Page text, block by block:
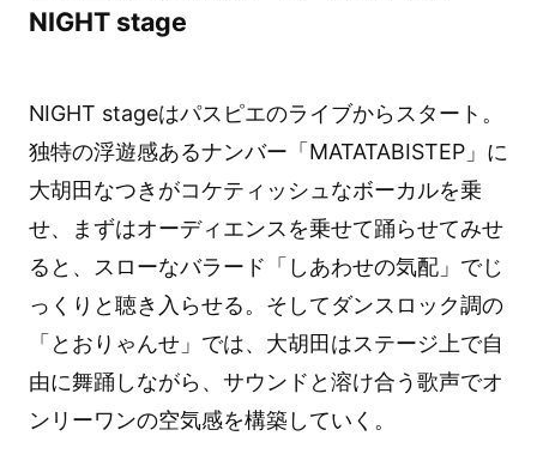
NIGHT stage
NIGHT stageはパスピエのライブからスタート。
独特の浮遊感あるナンバー「MATATABISTEP」に
大胡田なつきがコケティッシュなボーカルを乗
せ、まずはオーディエンスを乗せて踊らせてみせ
ると、スローなバラード「しあわせの気配」でじ
っくりと聴き入らせる。そしてダンスロック調の
「とおりゃんせ」では、大胡田はステージ上で自
由に舞踊しながら、サウンドと溶け合う歌声でオ
ンリーワンの空気感を構築していく。